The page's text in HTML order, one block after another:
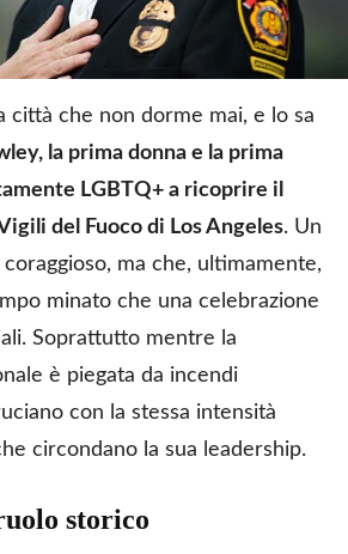
città che non dorme mai, e lo sa
la prima donna e la prima
LGBTQ+ a ricoprire il
del Fuoco di Los Angeles. Un
ma che, ultimamente,
minato che una celebrazione
Soprattutto mentre la
è piegata da incendi
con la stessa intensità
circondano la sua leadership.
storico